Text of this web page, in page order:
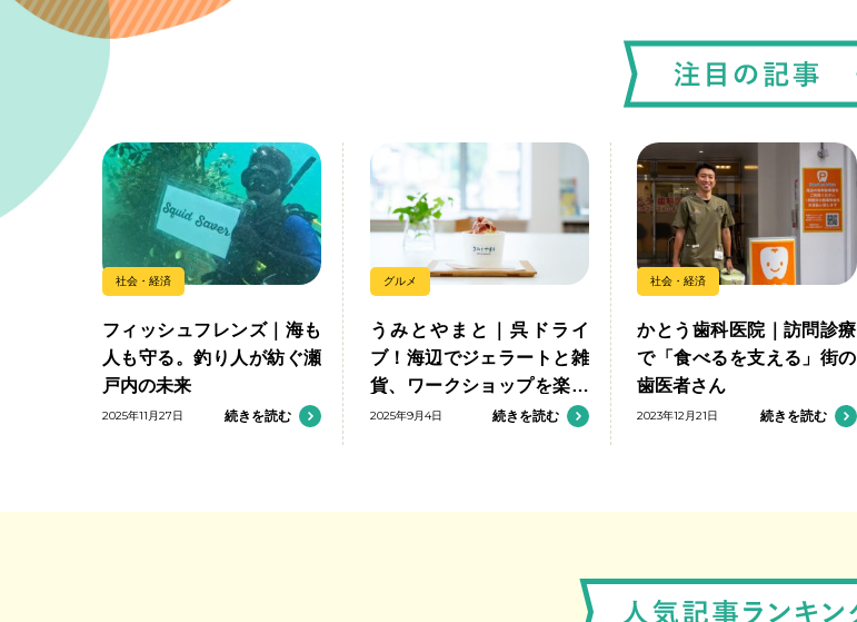
社会・経済
フィッシュフレンズ｜海も
人も守る。釣り人が紡ぐ瀬
戸内の未来
2025年11月27日 続きを読む
グルメ
うみとやまと｜呉ドライ
ブ！海辺でジェラートと雑
貨、ワークショップを楽し
む
2025年9月4日 続きを読む
社会・経済
かとう歯科医院｜訪問診療
で「食べるを支える」街の
歯医者さん
2023年12月21日 続きを読む